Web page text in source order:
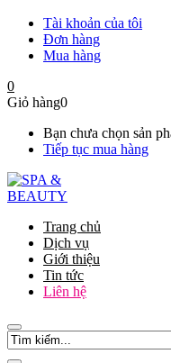
Tài khoản của tôi
Đơn hàng
Mua hàng
0
Giỏ hàng0
Bạn chưa chọn sản
Tiếp tục mua hàng
Trang chủ
Dịch vụ
Giới thiệu
Tin tức
Liên hệ